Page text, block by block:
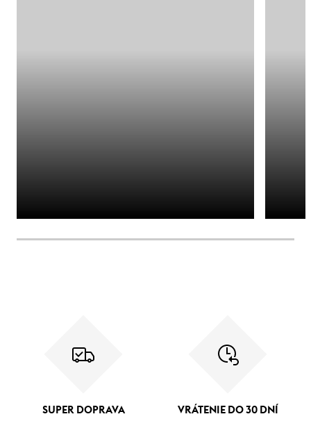
SUPER DOPRAVA VRÁTENIE DO 30 DNÍ